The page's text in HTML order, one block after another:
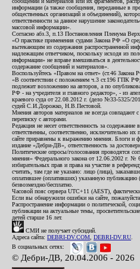
информации (а также сообщения, переданные в
общественных организаций и объединений),
ответственности за данное нарушение
массовой информации».
Согласно абз.3, п.13 Постановления Пленума
«О практике применения судами Закона РФ «О
вытекающим из содержания распространенной
надлежащим ответчиком, поскольку исходя из
информации» не вправе вмешиваться в
содержание сообщений и материалов».
Воспользуйтесь «Правом на ответ» (ст.46
«В соответствии с положением ч.3 ст.196 ГПК
подлежит возложению на авторов, а по
РФ - на учредителя и главного редактор», - из
краевого суда от 22.08.2012 г. (дело №33-5325/
судей С.И.Дорожко, Н.В.Пестовой.
Мнения авторов материалов не всегда совпадают
переписку с авторами.
Редакция не несет ответственность за
ответственны, соответственно, исключительно
сайте приравнены к выражению мнения. Блоги и
издание «Дебри-ДВ», ответственность за
Политические опросы/голосования проводятся
мнения» Федерального закона от 12.06.2002 г.
избирательных прав и права на участие в
считать, там где не указано: лицо (лица),
оплатившее (оплативших) указанную публикацию
безвозмездно/бесплатно.
Часовой пояс сервера UTC+11 (AEST),
Если вы обнаружили ошибки на сайте, пожалуйста,
Распространение информации о политической,
публикации на актуальные темы,
детей старше 16 лет.
СМИ не получает субсидий.
Адреса сайта: DEBRI-DV.COM DEBRI-DV.RU
В социальных сетях:
© Дебри-ДВ, 20.04.2006 - 2026